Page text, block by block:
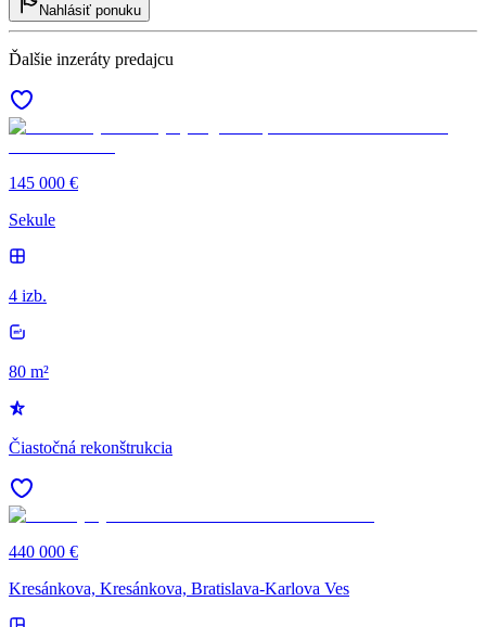
Nahlásiť ponuku
Ďalšie inzeráty predajcu
145 000 €
Sekule
4 izb.
80 m²
Čiastočná rekonštrukcia
440 000 €
Kresánkova, Kresánkova, Bratislava-Karlova Ves